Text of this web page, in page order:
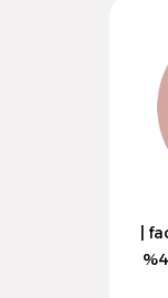
رمز الكود (AFMP1) | خصم 40%